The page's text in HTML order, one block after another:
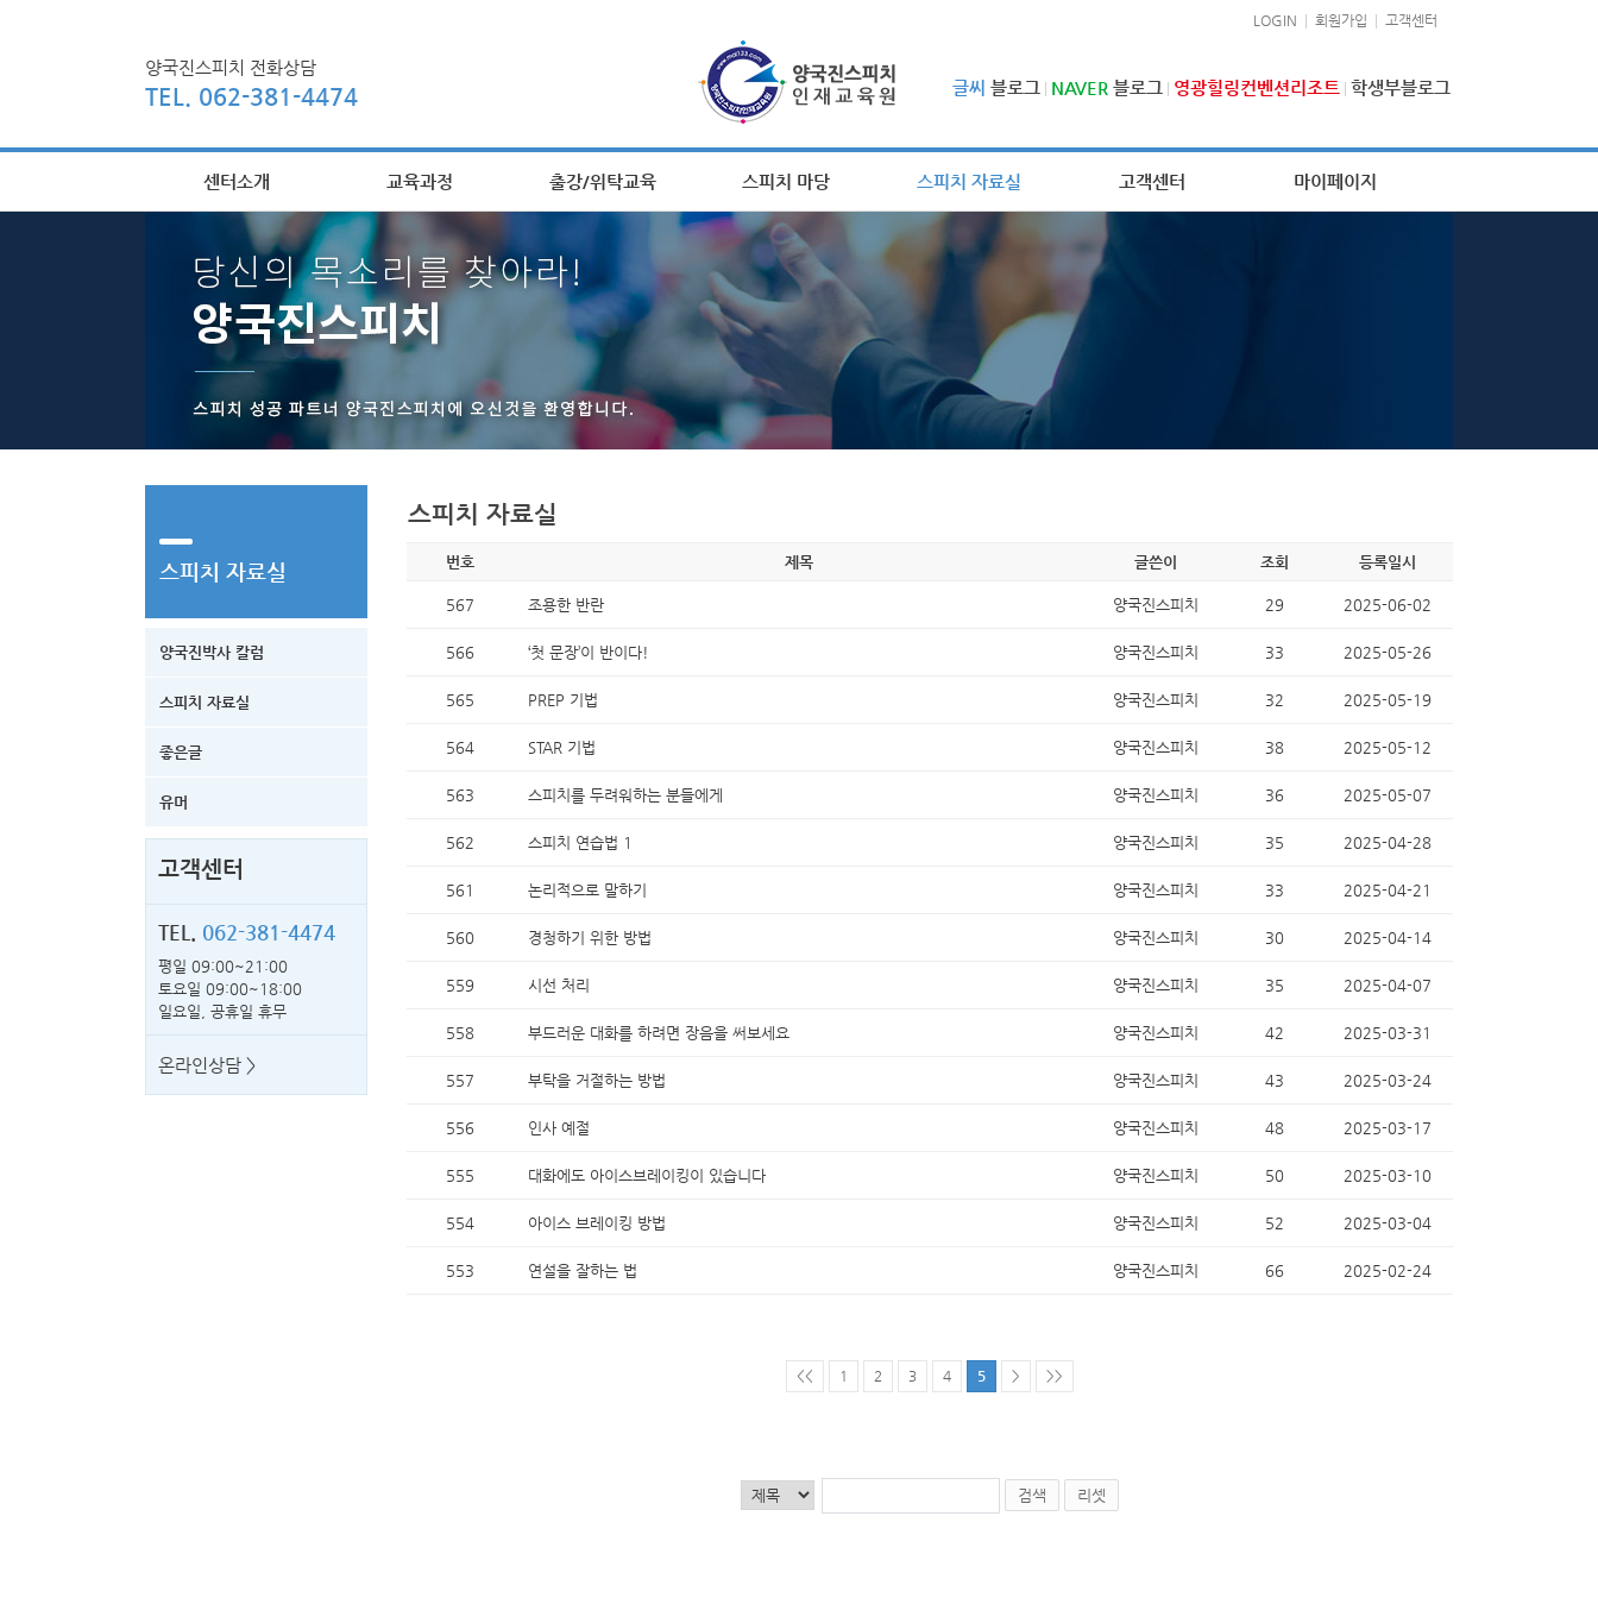
LOGIN 회원가입 고객센터
양국진스피치 전화상담
TEL. 062-381-4474 글씨 블로그 NAVER 블로그 영광힐링컨벤션리조트 학생부블로그
센터소개 교육과정 출강/위탁교육 스피치 마당 스피치 자료실 고객센터 마이페이지
스피치 자료실
양국진박사 칼럼
스피치 자료실
좋은글
유머
고객센터
TEL. 062-381-4474
평일 09:00~21:00
토요일 09:00~18:00
일요일, 공휴일 휴무
온라인상담 >
스피치 자료실
번호 제목 글쓴이 조회 등록일시
567 조용한 반란 양국진스피치 29 2025-06-02
566 ‘첫 문장’이 반이다! 양국진스피치 33 2025-05-26
565 PREP 기법 양국진스피치 32 2025-05-19
564 STAR 기법 양국진스피치 38 2025-05-12
563 스피치를 두려워하는 분들에게 양국진스피치 36 2025-05-07
562 스피치 연습법 1 양국진스피치 35 2025-04-28
561 논리적으로 말하기 양국진스피치 33 2025-04-21
560 경청하기 위한 방법 양국진스피치 30 2025-04-14
559 시선 처리 양국진스피치 35 2025-04-07
558 부드러운 대화를 하려면 장음을 써보세요 양국진스피치 42 2025-03-31
557 부탁을 거절하는 방법 양국진스피치 43 2025-03-24
556 인사 예절 양국진스피치 48 2025-03-17
555 대화에도 아이스브레이킹이 있습니다 양국진스피치 50 2025-03-10
554 아이스 브레이킹 방법 양국진스피치 52 2025-03-04
553 연설을 잘하는 법 양국진스피치 66 2025-02-24
<< 1 2 3 4 5 > >>
검색 리셋